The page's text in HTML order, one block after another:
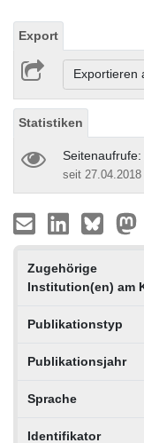
Export
Statistiken
Seitenaufrufe:
seit 27.04.2018
Zugehörige
Institution(en) am
Publikationstyp
Publikationsjahr
Sprache
Identifikator